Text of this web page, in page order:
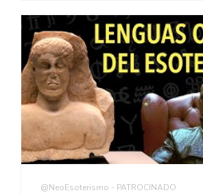
@NeoEsoterismo - PATROCINADO